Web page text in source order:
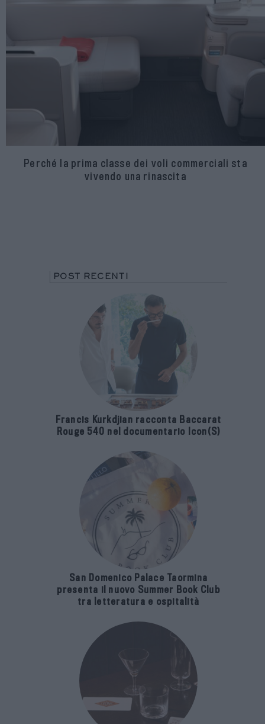
Perché la prima classe dei voli commerciali sta
vivendo una rinascita
POST RECENTI
Francis Kurkdjian racconta Baccarat
Rouge 540 nel documentario Icon(S)
San Domenico Palace Taormina
presenta il nuovo Summer Book Club
tra letteratura e ospitalità